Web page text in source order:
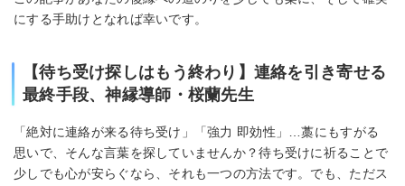
にする手助けとなれば幸いです。
【待ち受け探しはもう終わり】連絡を引き寄せる
最終手段、神縁導師・桜蘭先生
「絶対に連絡が来る待ち受け」「強力 即効性」…藁にもすがる
思いで、そんな言葉を探していませんか？待ち受けに祈ることで
少しでも心が安らぐなら、それも一つの方法です。でも、ただス